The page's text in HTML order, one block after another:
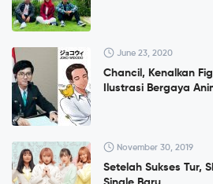
June 23, 2020
Chancil, Kenalkan
Ilustrasi Bergaya
November 30, 2019
Setelah Sukses Tur,